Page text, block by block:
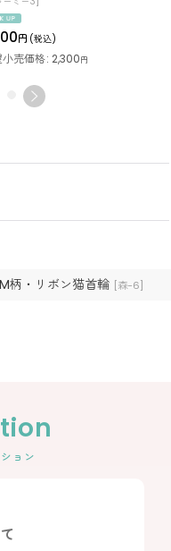
柄・リボン猫首輪 [森-6]
円 (税込)
小売価格: 2,300円
ョン